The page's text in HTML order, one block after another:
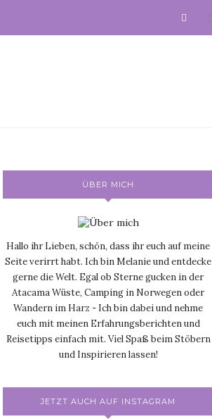
ÜBER MICH
Hallo ihr Lieben, schön, dass ihr euch auf meine
Seite verirrt habt. Ich bin Melanie und entdecke
gerne die Welt. Egal ob Sterne gucken in der
Atacama Wüste, Camping in Norwegen oder
Wandern im Harz - Ich bin dabei und nehme
euch mit meinen Erfahrungsberichten und
Reisetipps einfach mit. Viel Spaß beim Stöbern
und Inspirieren lassen!
JETZT AUCH AUF INSTAGRAM